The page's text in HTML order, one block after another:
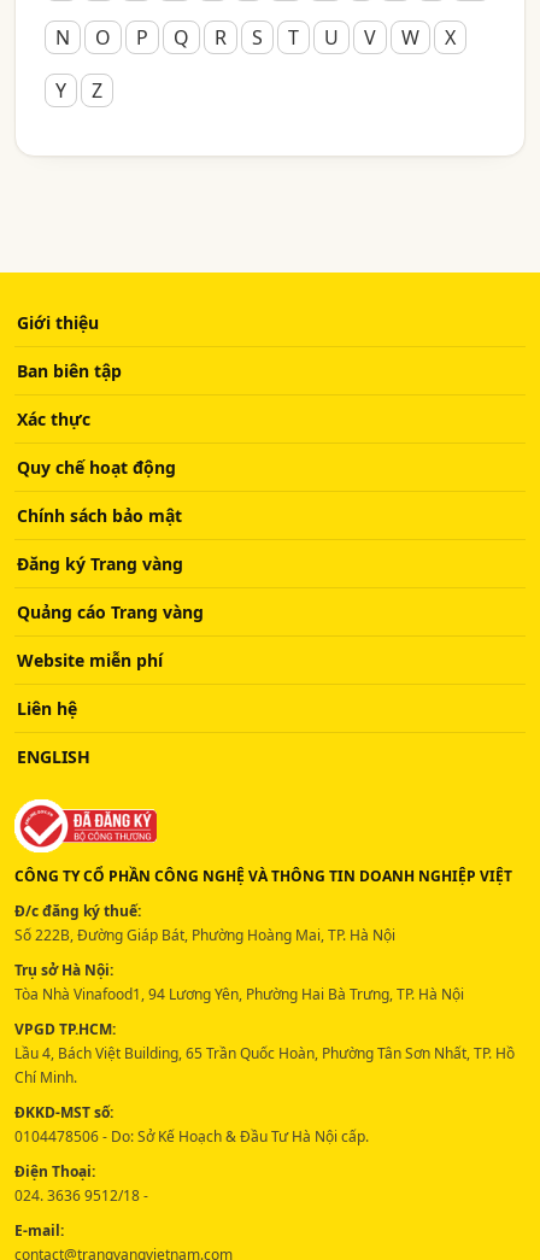
N
O P Q R S T U V W
X
Y
Z
Giới thiệu
Ban biên tập
Xác thực
Quy chế hoạt động
Chính sách bảo mật
Đăng ký Trang vàng
Quảng cáo Trang vàng
Website miễn phí
Liên hệ
ENGLISH
CÔNG TY CỔ PHẦN CÔNG NGHỆ VÀ THÔNG TIN DOANH NGHIỆP VIỆT
Đ/c đăng ký thuế:
Số 222B, Đường Giáp Bát, Phường Hoàng Mai, TP. Hà Nội
Trụ sở Hà Nội:
Tòa Nhà Vinafood1, 94 Lương Yên, Phường Hai Bà Trưng, TP. Hà Nội
VPGD TP.HCM:
Lầu 4, Bách Việt Building, 65 Trần Quốc Hoàn, Phường Tân Sơn Nhất, TP. Hồ
Chí Minh.
ĐKKD-MST số:
0104478506 - Do: Sở Kế Hoạch & Đầu Tư Hà Nội cấp.
Điện Thoại:
024. 3636 9512/18 -
E-mail:
contact@trangvangvietnam.com